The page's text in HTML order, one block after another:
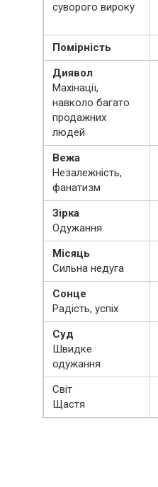
суворого вироку
Помірність
Диявол
Махінації,
навколо багато
продажних
людей
Вежа
Незалежність,
фанатизм
Зірка
Одужання
Місяць
Сильна недуга
Сонце
Радість, успіх
Суд
Швидке
одужання
Світ
Щастя